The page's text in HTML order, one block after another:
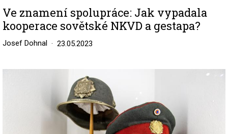
Ve znamení spolupráce: Jak vypadala
kooperace sovětské NKVD a gestapa?
Josef Dohnal 23.05.2023